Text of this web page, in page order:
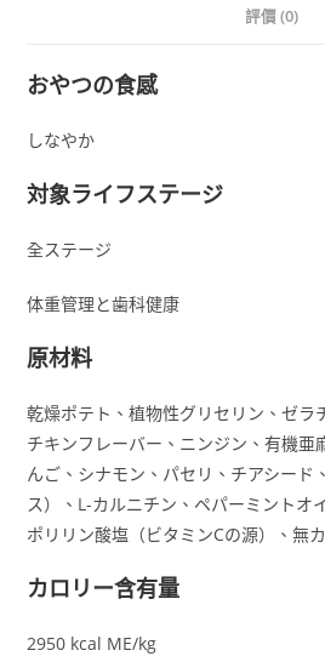
評價 (0)
おやつの食感
しなやか
対象ライフステージ
全ステージ
体重管理と歯科健康
原材料
乾燥ポテト、植物性グリセリン、ゼラ
チキンフレーバー、ニンジン、有機亜
んご、シナモン、パセリ、チアシード
ス）、L-カルニチン、ペパーミントオ
ポリリン酸塩（ビタミンCの源）、無
カロリー含有量
2950 kcal ME/kg